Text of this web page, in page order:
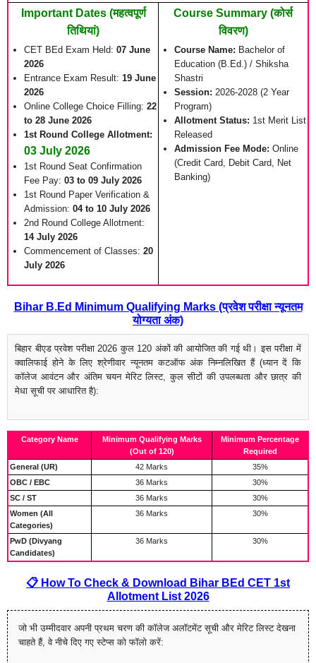
Important Dates (महत्वपूर्ण
तिथियां)
CET BEd Exam Held: 07 June
2026
Entrance Exam Result: 19 June
2026
Online College Choice Filling: 22
to 28 June 2026
1st Round College Allotment:
03 July 2026
1st Round Seat Confirmation
Fee Pay: 03 to 09 July 2026
1st Round Paper Verification &
Admission: 04 to 10 July 2026
2nd Round College Allotment:
14 July 2026
Commencement of Classes: 20
July 2026
Course Summary (कोर्स
विवरण)
Course Name: Bachelor of
Education (B.Ed.) / Shiksha
Shastri
Session: 2026-2028 (2 Year
Program)
Allotment Status: 1st Merit List
Released
Admission Fee Mode: Online
(Credit Card, Debit Card, Net
Banking)
Bihar B.Ed Minimum Qualifying Marks (प्रवेश परीक्षा न्यूनतम
योग्यता अंक)
बिहार बीएड प्रवेश परीक्षा 2026 कुल 120 अंकों की आयोजित की गई थी। इस परीक्षा में
क्वालिफाई होने के लिए श्रेणीवार न्यूनतम कटऑफ अंक निम्नलिखित हैं (ध्यान दें कि
कॉलेज आवंटन और अंतिम चयन मेरिट लिस्ट, कुल सीटों की उपलब्धता और छात्र की
मेधा सूची पर आधारित है):
Category Name
Minimum Qualifying Marks
(Out of 120)
Minimum Percentage
Required
General (UR)
42 Marks
35%
OBC / EBC
36 Marks
30%
SC / ST
36 Marks
30%
Women (All
Categories)
36 Marks 30%
PwD (Divyang
Candidates)
36 Marks 30%
📋 How To Check & Download Bihar BEd CET 1st
Allotment List 2026
जो भी उम्मीदवार अपनी प्रथम चरण की कॉलेज अलॉटमेंट सूची और मेरिट लिस्ट देखना
चाहते हैं, वे नीचे दिए गए स्टेप्स को फॉलो करें: